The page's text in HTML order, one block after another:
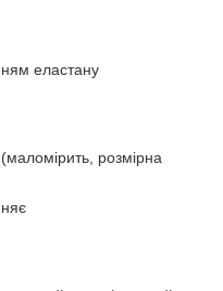
еластану
розмірна